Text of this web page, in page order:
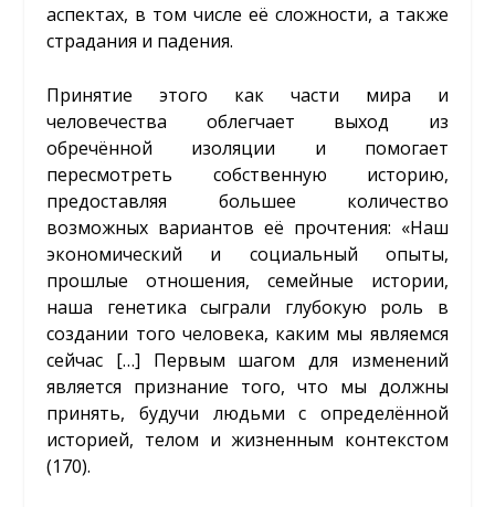
аспектах, в том числе её сложности, а также
страдания и падения.
Принятие этого как части мира и
человечества облегчает выход из
обречённой изоляции и помогает
пересмотреть собственную историю,
предоставляя большее количество
возможных вариантов её прочтения: «Наш
экономический и социальный опыты,
прошлые отношения, семейные истории,
наша генетика сыграли глубокую роль в
создании того человека, каким мы являемся
сейчас […] Первым шагом для изменений
является признание того, что мы должны
принять, будучи людьми с определённой
историей, телом и жизненным контекстом
(170).